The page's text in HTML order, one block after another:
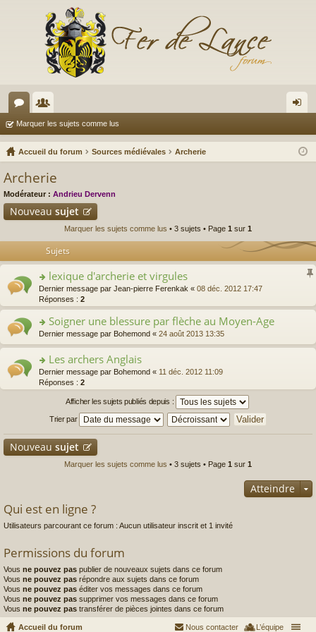
or
u
e
m ne
Marquer les sujets comme lus
Accueil du forum Sources médiévales Archerie
Archerie
Modérateur : Andrieu Dervenn
Nouveau sujet
Marquer les sujets comme lus • 3 sujets • Page 1 sur 1
Sujets
o
n
s
ult
er
e
s
s
o
n
lu
ré
lexique d'archerie et virgules
Dernier message par Jean-pierre Ferenkak « 08 déc. 2012 17:47
Réponses : 2
o
n
ult
er
le
a
g
le
pl
ré
c
e
nt
Soigner une blessure par flèche au Moyen-Age
Dernier message par Bohemond « 24 août 2013 13:35
o
n
m
e
s
n
n
le
u
s
ré
c
nt
Les archers Anglais
Dernier message par Bohemond « 11 déc. 2012 11:09
Réponses : 2
Afficher les sujets publiés depuis :
Trier par
Nouveau sujet
Marquer les sujets comme lus • 3 sujets • Page 1 sur 1
Atteindre
Qui est en ligne ?
Utilisateurs parcourant ce forum : Aucun utilisateur inscrit et 1 invité
Permissions du forum
Vous ne pouvez pas publier de nouveaux sujets dans ce forum
Vous ne pouvez pas répondre aux sujets dans ce forum
Vous ne pouvez pas éditer vos messages dans ce forum
Vous ne pouvez pas supprimer vos messages dans ce forum
Vous ne pouvez pas transférer de pièces jointes dans ce forum
Accueil du forum L’équipe
Nous contacter